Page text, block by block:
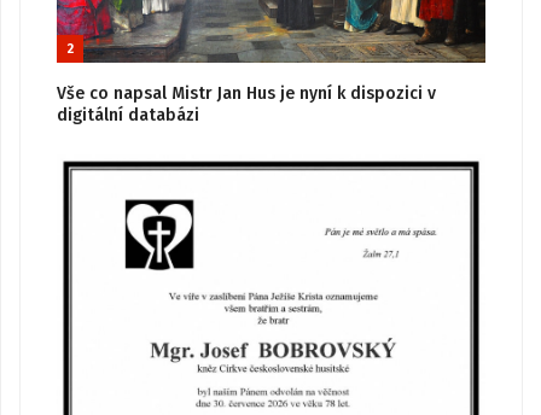
2
Vše co napsal Mistr Jan Hus je nyní k dispozici v
digitální databázi